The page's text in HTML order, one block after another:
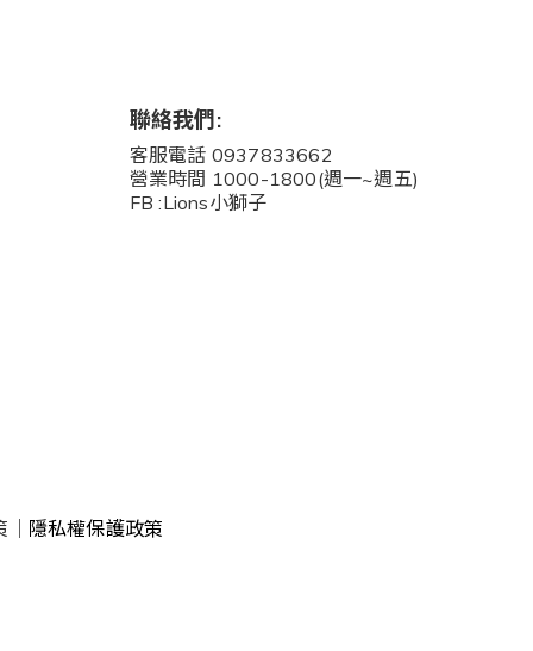
聯絡我們:
客服電話 0937833662
營業時間 1000-1800(週一~週五)
FB :Lions小獅子
隱私權保護政策